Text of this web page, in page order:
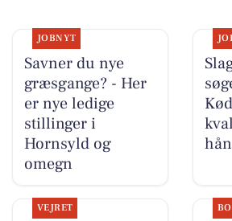
JOBNYT
Savner du nye
græsgange? - Her
er nye ledige
stillinger i
Hornsyld og
omegn
VEJRET